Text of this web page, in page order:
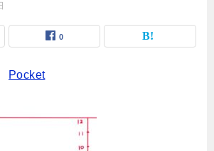
0
Pocket